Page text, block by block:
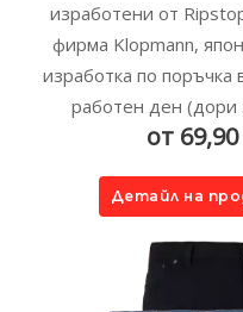
изработени от
фирма Klopmann,
изработка по поръчка
работен ден (дори
от
Детайл на